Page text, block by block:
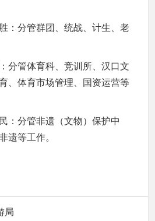
：分管群团、统战、计生、老
分管体育科、竞训所、汉口文
、体育市场管理、国资运营等
：分管非遗（文物）保护中
遗等工作。
局